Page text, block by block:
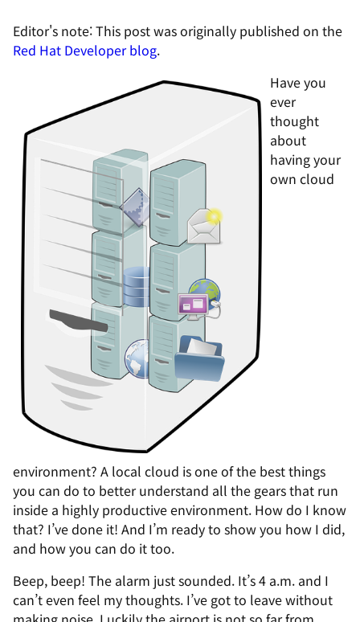
Editor's note: This post was originally published on the
Red Hat Developer blog.
Have you
ever
thought
about
having your
own cloud
environment? A local cloud is one of the best things
you can do to better understand all the gears that run
inside a highly productive environment. How do I know
that? I’ve done it! And I’m ready to show you how I did,
and how you can do it too.
Beep, beep! The alarm just sounded. It’s 4 a.m. and I
can’t even feel my thoughts. I’ve got to leave without